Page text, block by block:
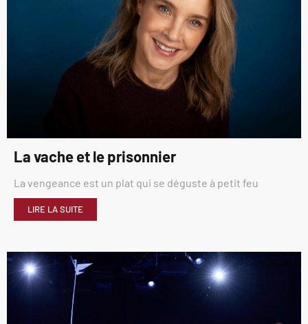
La vache et le prisonnier
La vengeance est un plat qui se déguste à petit feu
LIRE LA SUITE